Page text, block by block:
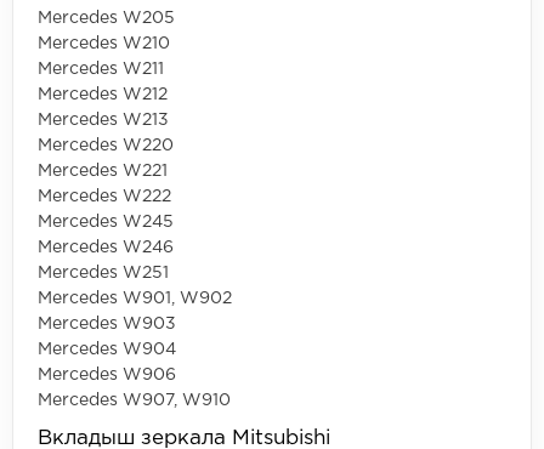
Mercedes W205
Mercedes W210
Mercedes W211
Mercedes W212
Mercedes W213
Mercedes W220
Mercedes W221
Mercedes W222
Mercedes W245
Mercedes W246
Mercedes W251
Mercedes W901, W902
Mercedes W903
Mercedes W904
Mercedes W906
Mercedes W907, W910
Вкладыш зеркала Mitsubishi